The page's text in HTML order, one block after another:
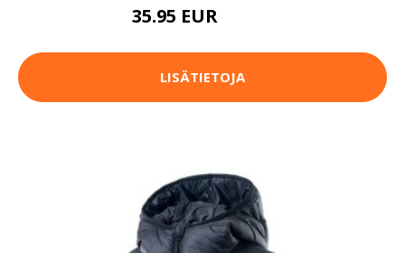
35.95 EUR
LISÄTIETOJA